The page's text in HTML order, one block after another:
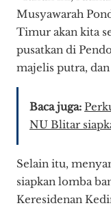
Musyawarah
Timur akan kita
pusatkan di
majelis putra,
Baca juga:
NU Blitar
Selain itu,
siapkan lomba
Keresidenan